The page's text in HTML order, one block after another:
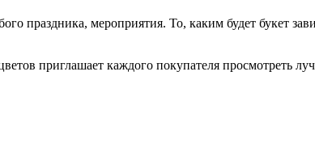
праздника, мероприятия. То, каким будет букет
приглашает каждого покупателя просмотреть